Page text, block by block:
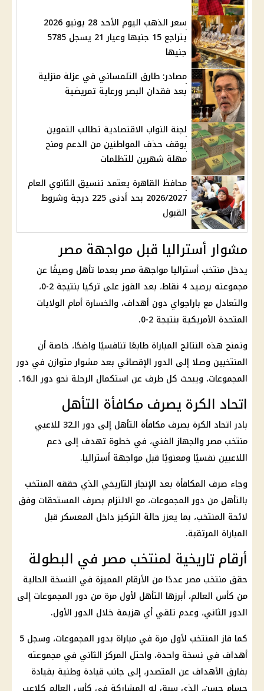
سعر الذهب اليوم الأحد 28 يونيو 2026
يتراجع 15 جنيها وعيار 21 يسجل 5785
جنيها
مصادر: طارق التلمساني في عزلة منزلية
بعد فقدان البصر ورعاية تمريضية
لجنة النواب الاقتصادية تطالب التموين
بوقف حذف المواطنين من الدعم ومنح
مهلة شهرين للتظلمات
محافظ القاهرة يعتمد تنسيق الثانوي العام
2026/2027 بحد أدنى 225 درجة وشروط
القبول
مشوار أستراليا قبل مواجهة مصر
يدخل منتخب أستراليا مواجهة مصر بعدما تأهل وصيفًا عن
مجموعته برصيد 4 نقاط، بعد الفوز على تركيا بنتيجة 2-0،
والتعادل مع باراجواي دون أهداف، والخسارة أمام الولايات
المتحدة الأمريكية بنتيجة 2-0.
وتمنح هذه النتائج المباراة طابعًا تنافسيًا واضحًا، خاصة أن
المنتخبين وصلا إلى الدور الإقصائي بعد مشوار متوازن في دور
المجموعات، ويبحث كل طرف عن استكمال الرحلة نحو دور الـ16.
اتحاد الكرة يصرف مكافأة التأهل
بادراتحاد الكرة بصرف مكافأة التأهل إلى دور الـ32 للاعبي
منتخب مصروالجهاز الفني، في خطوة تهدف إلى دعم
اللاعبين نفسيًا ومعنويًا قبل مواجهة أستراليا.
وجاء صرف المكافأة بعد الإنجاز التاريخي الذي حققه المنتخب
بالتأهل من دور المجموعات، مع الالتزام بصرف المستحقات وفق
لائحة المنتخب، بما يعزز حالة التركيز داخل المعسكر قبل
المباراة المرتقبة.
أرقام تاريخية لمنتخب مصر في البطولة
حقق منتخب مصرعددًا من الأرقام المميزة في النسخة الحالية
من كأس العالم، أبرزها التأهل لأول مرة من دور المجموعات إلى
الدور الثاني، وعدم تلقي أي هزيمة خلال الدور الأول.
كما فاز المنتخب لأول مرة في مباراة بدور المجموعات، وسجل 5
أهداف في نسخة واحدة، واحتل المركز الثاني في مجموعته
بفارق الأهداف عن المتصدر، إلى جانب قيادة وطنية بقيادة